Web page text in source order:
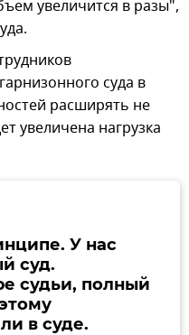
увеличится в разы",
суда в
расширять не
увеличена нагрузка
У нас
суд.
судьи, полный
в суде.